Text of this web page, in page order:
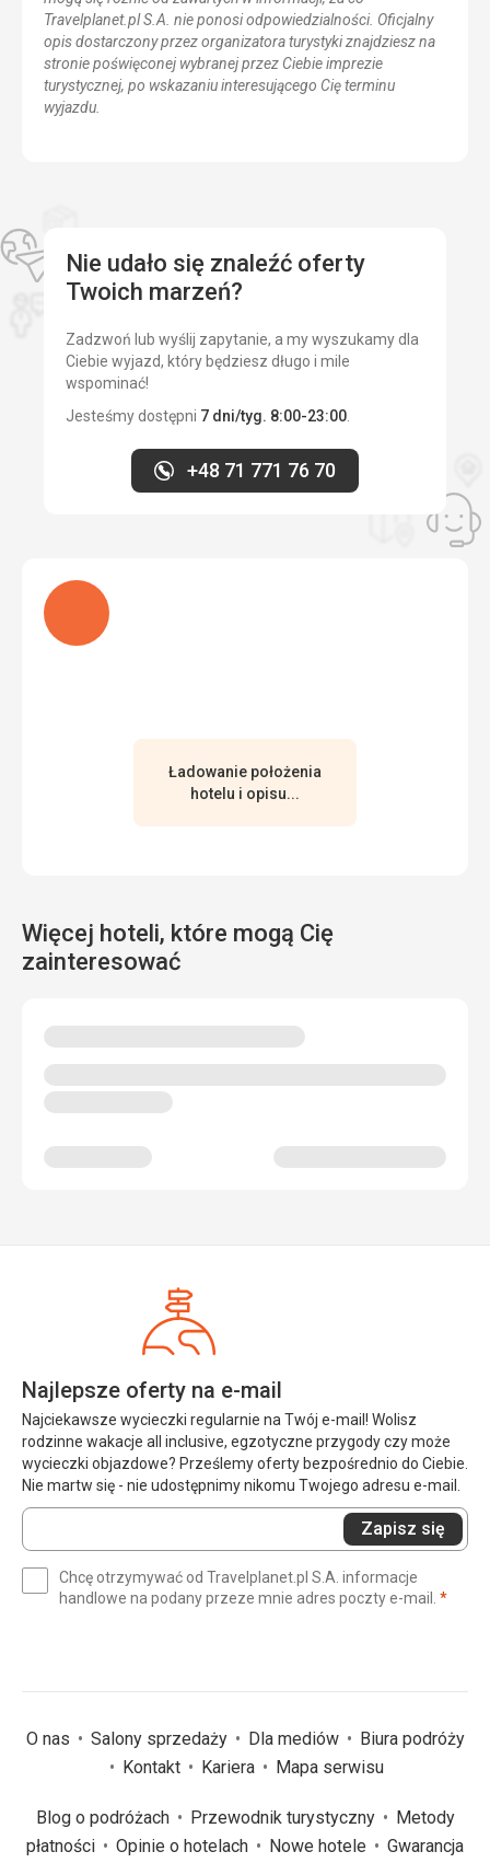
Travelplanet.pl S.A. nie ponosi odpowiedzialności. Oficjalny
opis dostarczony przez organizatora turystyki znajdziesz na
stronie poświęconej wybranej przez Ciebie imprezie
turystycznej, po wskazaniu interesującego Cię terminu
wyjazdu.
Nie udało się znaleźć oferty
Twoich marzeń?
Zadzwoń lub wyślij zapytanie, a my wyszukamy dla
Ciebie wyjazd, który będziesz długo i mile
wspominać!
Jesteśmy dostępni 7 dni/tyg. 8:00-23:00.
+48 71 771 76 70
Ładuję
Ładowanie położenia
hotelu i opisu...
Więcej hoteli, które mogą Cię
zainteresować
Najlepsze oferty na e-mail
Najciekawsze wycieczki regularnie na Twój e-mail! Wolisz
rodzinne wakacje all inclusive, egzotyczne przygody czy może
wycieczki objazdowe? Prześlemy oferty bezpośrednio do Ciebie.
Nie martw się - nie udostępnimy nikomu Twojego adresu e-mail.
Wprowadź
swój
(wymagane)
Zapisz się
Chcę otrzymywać od Travelplanet.pl S.A. informacje
handlowe na podany przeze mnie adres poczty e-mail. *
O nas Salony sprzedaży Dla mediów
Biura podróży
Kontakt
Kariera Mapa serwisu
Blog o podróżach Przewodnik turystyczny
Metody
płatności
Opinie o hotelach Nowe hotele
Gwarancja